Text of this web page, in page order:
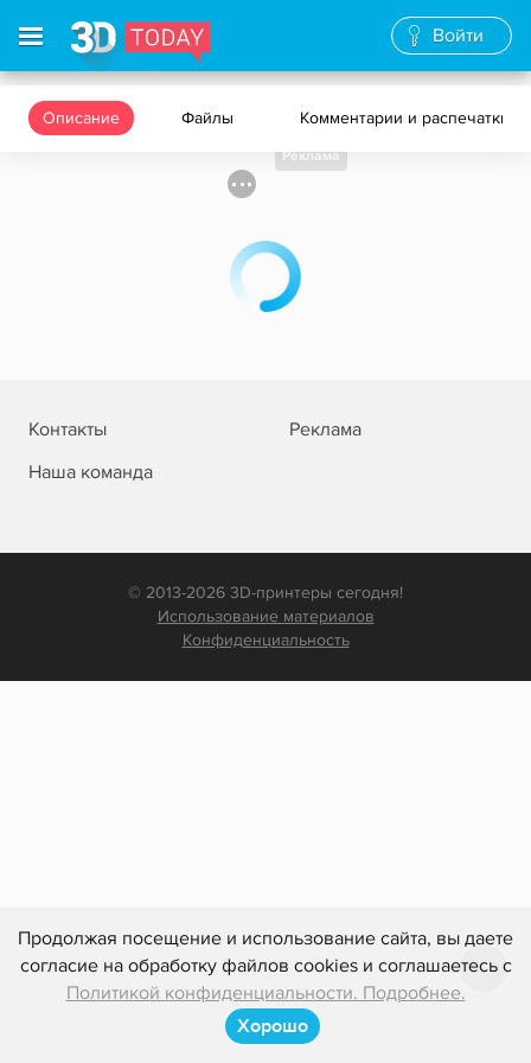
Продолжая посещение и использование сайта, вы даете
согласие на обработку файлов cookies и соглашаетесь с
Политикой конфиденциальности. Подробнее.
Хорошо
Войти
Описание Файлы Комментарии и распечатки
Реклама
Контакты
Реклама
Наша команда
© 2013-2026 3D-принтеры сегодня!
Использование материалов
Конфиденциальность